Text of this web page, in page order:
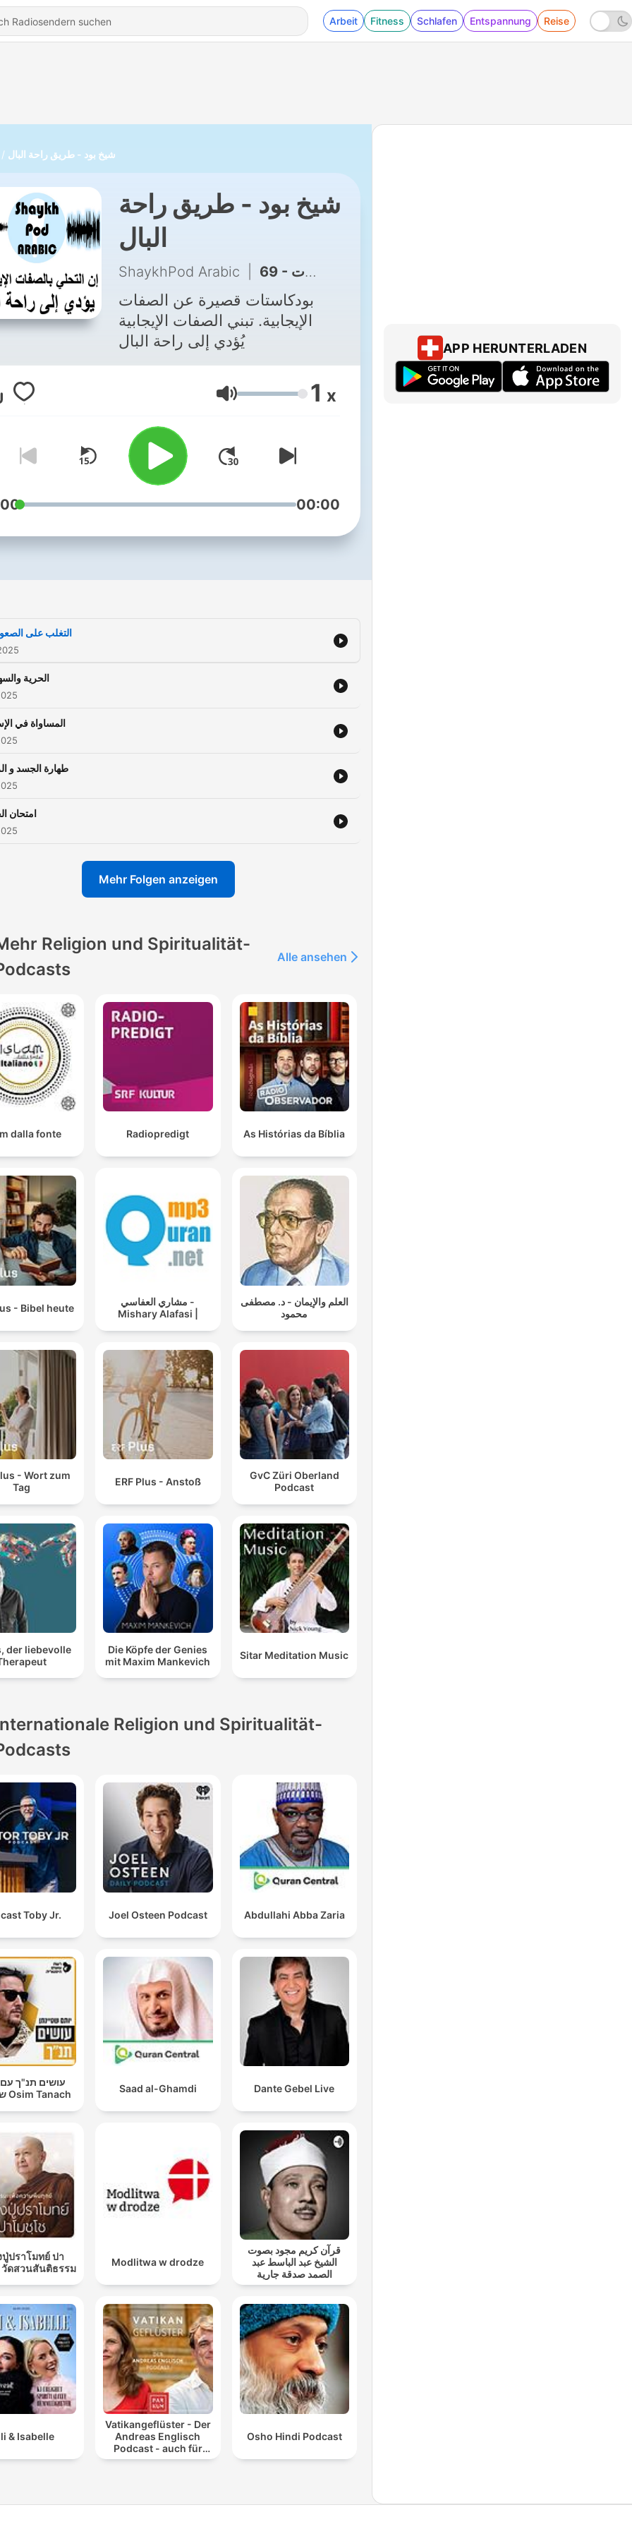
Arbeit Fitness Schlafen Entspannung Reise
شيخ بود - طريق راحة البال
شيخ بود - طريق راحة
البال
ShaykhPod Arabic 69 - التغلب على الصعوبات
بودكاستات قصيرة عن الصفات
الإيجابية. تبني الصفات الإيجابية
يُؤدي إلى راحة البال
Lautstärke 1 x
00:00
التغلب على
الحرية
المساواة في
طهارة الجسد و
امتحان
Mehr Folgen anzeigen
Religion und Spiritualität-
Alle ansehen
dalla fonte Radiopredigt As Histórias da Bíblia
- Bibel heute
مشاري العفاسي -
Mishary Alafasi |
العلم والإيمان - د. مصطفى
محمود
- Wort zum
Tag
ERF Plus - Anstoß
GvC Züri Oberland
Podcast
der liebevolle
Die Köpfe der Genies
mit Maxim Mankevich
Sitar Meditation Music
Religion und Spiritualität-
Toby Jr. Joel Osteen Podcast Abdullahi Abba Zaria
עושים תנ"ך
שטיינמן Osim Tanach
Saad al-Ghamdi Dante Gebel Live
ปราโมทย์ ปา
ดสวนสันติธรรม
Modlitwa w drodze
قرآن كريم مجود بصوت
الشيخ عبد الباسط عبد
الصمد صدقة جارية
& Isabelle
Vatikangeflüster - Der
Andreas Englisch
Podcast - auch für
Atheisten
Osho Hindi Podcast
APP HERUNTERLADEN